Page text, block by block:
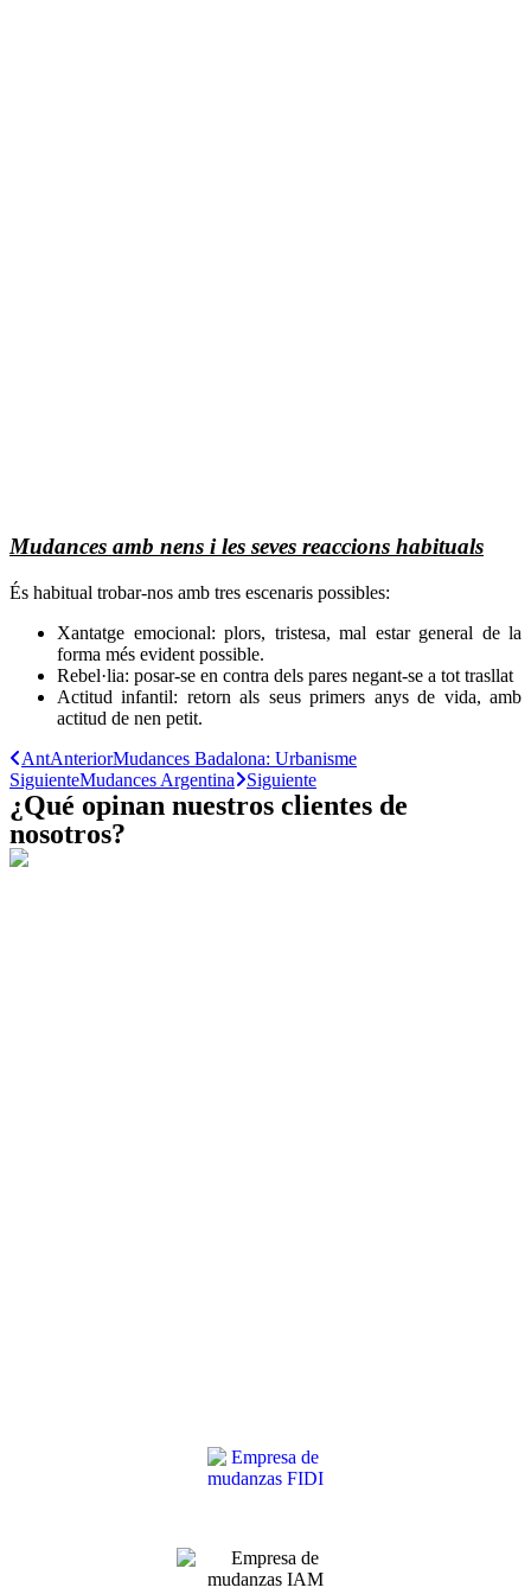
Mudances amb nens i les seves reaccions habituals
És habitual trobar-nos amb tres escenaris possibles:
Xantatge emocional: plors, tristesa, mal estar general de la
forma més evident possible.
Rebel·lia: posar-se en contra dels pares negant-se a tot trasllat
Actitud infantil: retorn als seus primers anys de vida, amb
actitud de nen petit.
AntAnteriorMudances Badalona: Urbanisme
SiguienteMudances Argentina Siguiente
¿Qué opinan nuestros clientes de
nosotros?